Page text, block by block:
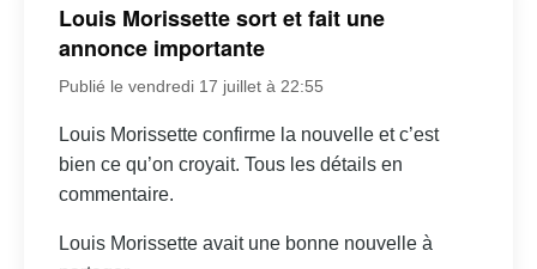
Louis Morissette sort et fait une
annonce importante
Publié le vendredi 17 juillet à 22:55
Louis Morissette confirme la nouvelle et c’est
bien ce qu’on croyait. Tous les détails en
commentaire.
Louis Morissette avait une bonne nouvelle à